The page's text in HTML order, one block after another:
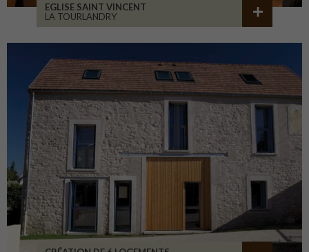
EGLISE SAINT VINCENT
LA TOURLANDRY